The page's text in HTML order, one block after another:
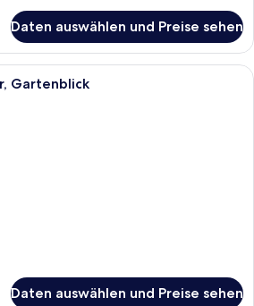
Daten auswählen und Preise sehen
Ein Hotelzimmer mit einem Bett,
Gartenblick
Daten auswählen und Preise sehen